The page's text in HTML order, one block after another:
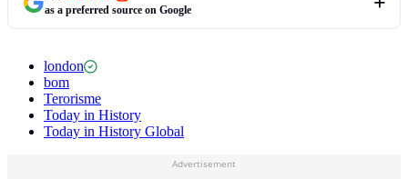
as a preferred source on Google
london
bom
Terorisme
Today in History
Today in History Global
Advertisement